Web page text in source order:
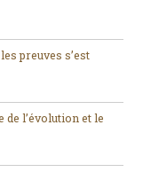
preuves s’est
l’évolution et le